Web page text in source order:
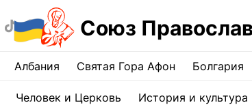
Союз
Албания Святая Гора Афон Болгария
Человек и Церковь История и культура